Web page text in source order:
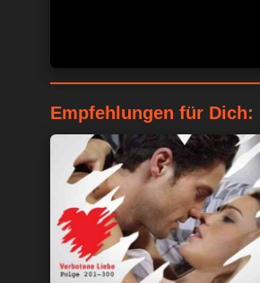
Empfehlungen für Dich: